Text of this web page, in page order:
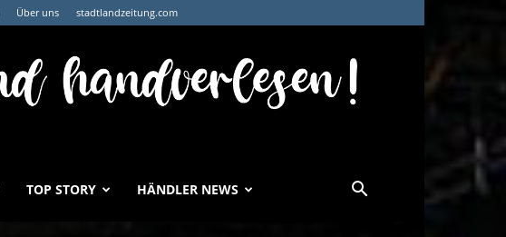
Über uns stadtlandzeitung.com
TOP STORY HÄNDLER NEWS